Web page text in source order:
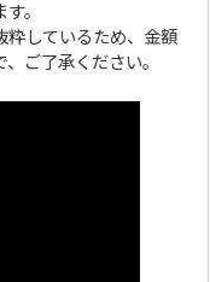
。
しているため、金額
ご了承ください。